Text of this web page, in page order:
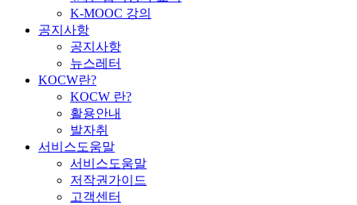
K-MOOC 강의
공지사항
공지사항
뉴스레터
KOCW란?
KOCW 란?
활용안내
발자취
서비스도움말
서비스도움말
저작권가이드
고객센터